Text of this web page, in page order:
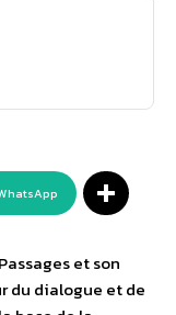
et son
du dialogue et de